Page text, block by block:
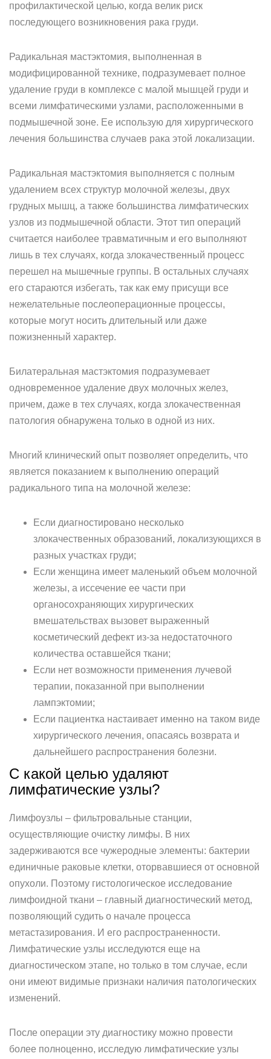
профилактической целью, когда велик риск
последующего возникновения рака груди.
Радикальная мастэктомия, выполненная в
модифицированной технике, подразумевает полное
удаление груди в комплексе с малой мышцей груди и
всеми лимфатическими узлами, расположенными в
подмышечной зоне. Ее использую для хирургического
лечения большинства случаев рака этой локализации.
Радикальная мастэктомия выполняется с полным
удалением всех структур молочной железы, двух
грудных мышц, а также большинства лимфатических
узлов из подмышечной области. Этот тип операций
считается наиболее травматичным и его выполняют
лишь в тех случаях, когда злокачественный процесс
перешел на мышечные группы. В остальных случаях
его стараются избегать, так как ему присущи все
нежелательные послеоперационные процессы,
которые могут носить длительный или даже
пожизненный характер.
Билатеральная мастэктомия подразумевает
одновременное удаление двух молочных желез,
причем, даже в тех случаях, когда злокачественная
патология обнаружена только в одной из них.
Многий клинический опыт позволяет определить, что
является показанием к выполнению операций
радикального типа на молочной железе:
Если диагностировано несколько
злокачественных образований, локализующихся в
разных участках груди;
Если женщина имеет маленький объем молочной
железы, а иссечение ее части при
органосохраняющих хирургических
вмешательствах вызовет выраженный
косметический дефект из-за недостаточного
количества оставшейся ткани;
Если нет возможности применения лучевой
терапии, показанной при выполнении
лампэктомии;
Если пациентка настаивает именно на таком виде
хирургического лечения, опасаясь возврата и
дальнейшего распространения болезни.
С какой целью удаляют
лимфатические узлы?
Лимфоузлы – фильтровальные станции,
осуществляющие очистку лимфы. В них
задерживаются все чужеродные элементы: бактерии
единичные раковые клетки, оторвавшиеся от основной
опухоли. Поэтому гистологическое исследование
лимфоидной ткани – главный диагностический метод,
позволяющий судить о начале процесса
метастазирования. И его распространенности.
Лимфатические узлы исследуются еще на
диагностическом этапе, но только в том случае, если
они имеют видимые признаки наличия патологических
изменений.
После операции эту диагностику можно провести
более полноценно, исследую лимфатические узлы